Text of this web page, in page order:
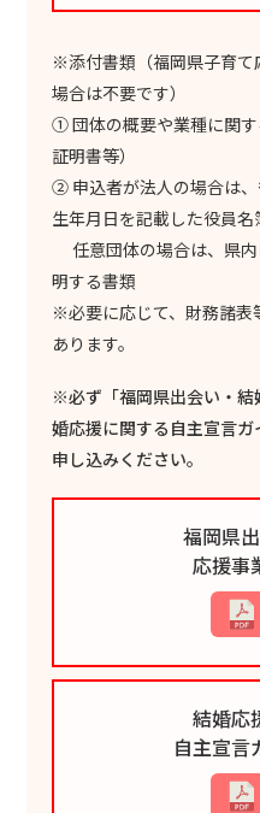
※添付書類（福岡県子育て
場合は不要です）
① 団体の概要や業種に関
証明書等）
② 申込者が法人の場合は
生年月日を記載した役員名
任意団体の場合は、県
明する書類
※必要に応じて、財務諸表
あります。
※必ず「福岡県出会い・結
婚応援に関する自主宣言
申し込みください。
福岡県
応援事
結婚応
自主宣言